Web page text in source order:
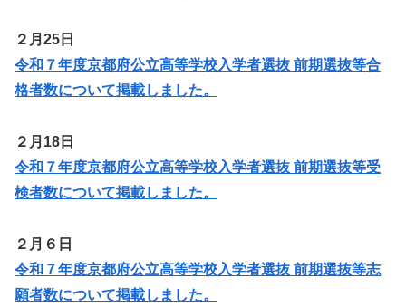
２月25日
令和７年度京都府公立高等学校入学者選抜 前期選抜等合
格者数について掲載しました。
２月18日
令和７年度京都府公立高等学校入学者選抜 前期選抜等受
検者数について掲載しました。
２月６日
令和７年度京都府公立高等学校入学者選抜 前期選抜等志
願者数について掲載しました。